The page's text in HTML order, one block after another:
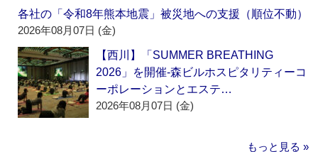
各社の「令和8年熊本地震」被災地への支援（順位不動）
2026年08月07日 (金)
【西川】「SUMMER BREATHING
2026」を開催‐森ビルホスピタリティーコ
ーポレーションとエステ…
2026年08月07日 (金)
もっと見る »